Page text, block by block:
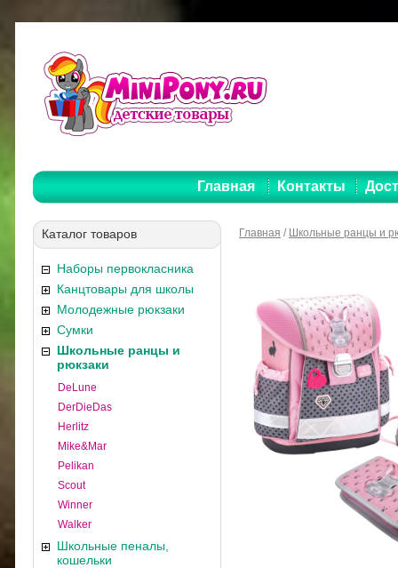
Главная Контакты
Каталог товаров
Наборы первокласника
Канцтовары для школы
Молодежные рюкзаки
Сумки
Школьные ранцы и
рюкзаки
DeLune
DerDieDas
Herlitz
Mike&Mar
Pelikan
Scout
Winner
Walker
Школьные пеналы,
кошельки
Главная / Школьные ранцы и